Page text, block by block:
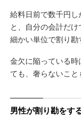
給料日前で数千円
と、自分の会計だけ
細かい単位で割り勘
金欠に陥っている
ても、奢らないこと
男性が割り勘をす